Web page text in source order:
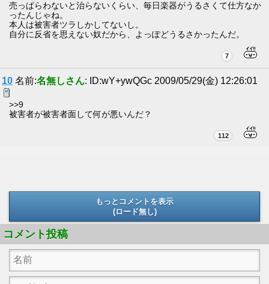
売っぱらわないと治らないくらい、毎日楽器がうるさくて仕方なか
ったんじゃね。
本人は被害者ツラしかしてないし。
自分に反省を思えない奴だから、よっぽどうるさかったんだ。
7
10 名前:名無しさん: ID:wY+ywQGc 2009/05/29(金) 12:26:01
>>9
被害者が被害者面して何が悪いんだ？
112
もっとコメントを表示
(ロード無し)
コメント投稿